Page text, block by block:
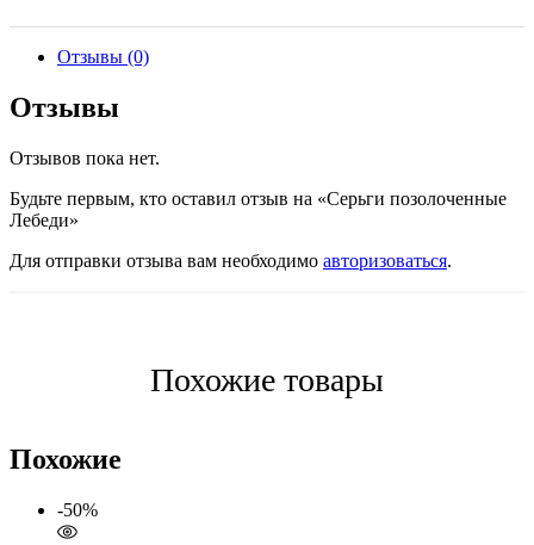
Отзывы (0)
Отзывы
Отзывов пока нет.
Будьте первым, кто оставил отзыв на «Серьги позолоченные
Лебеди»
Для отправки отзыва вам необходимо авторизоваться.
Похожие товары
Похожие
-50%